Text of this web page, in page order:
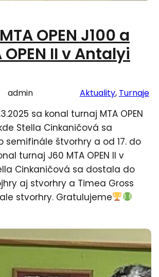
OPEN J100 a
II v Antalyi
admin Aktuality, Turnaje
sa konal turnaj MTA OPEN
Stella Cinkaničová sa
semifinále štvorhry a od 17. do
turnaj J60 MTA OPEN II v
Cinkaničová sa dostala do
aj stvorhry a Timea Gross
stvorhry. Gratulujeme